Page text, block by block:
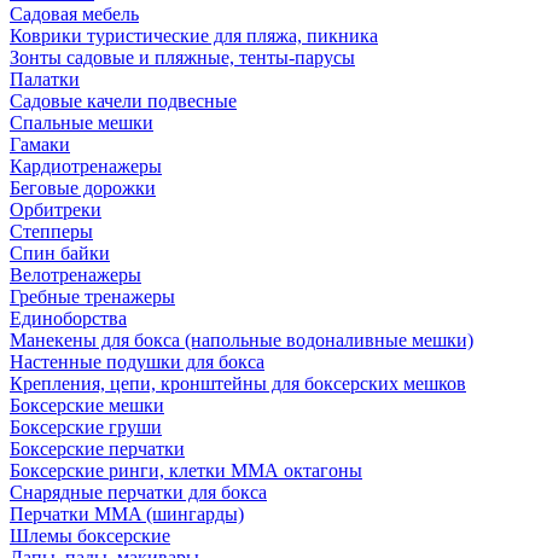
Садовая мебель
Коврики туристические для пляжа, пикника
Зонты садовые и пляжные, тенты-парусы
Палатки
Садовые качели подвесные
Спальные мешки
Гамаки
Кардиотренажеры
Беговые дорожки
Орбитреки
Степперы
Спин байки
Велотренажеры
Гребные тренажеры
Единоборства
Манекены для бокса (напольные водоналивные мешки)
Настенные подушки для бокса
Крепления, цепи, кронштейны для боксерских мешков
Боксерские мешки
Боксерские груши
Боксерские перчатки
Боксерские ринги, клетки ММА октагоны
Снарядные перчатки для бокса
Перчатки MMA (шингарды)
Шлемы боксерские